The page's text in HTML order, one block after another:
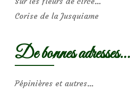
Corise de la Jusquiame
De bonnes adresses…
Pépinières et autres…